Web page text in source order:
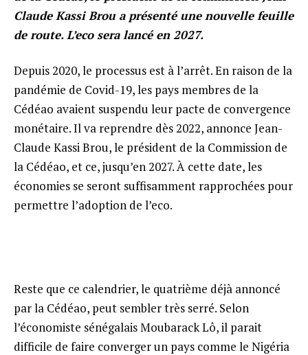
Claude Kassi Brou a présenté une nouvelle feuille
de route. L’eco sera lancé en 2027.
Depuis 2020, le processus est à l’arrêt. En raison de la
pandémie de Covid-19, les pays membres de la
Cédéao avaient suspendu leur pacte de convergence
monétaire. Il va reprendre dès 2022, annonce Jean-
Claude Kassi Brou, le président de la Commission de
la Cédéao, et ce, jusqu’en 2027. À cette date, les
économies se seront suffisamment rapprochées pour
permettre l’adoption de l’eco.
Reste que ce calendrier, le quatrième déjà annoncé
par la Cédéao, peut sembler très serré. Selon
l’économiste sénégalais Moubarack Lô, il parait
difficile de faire converger un pays comme le Nigéria